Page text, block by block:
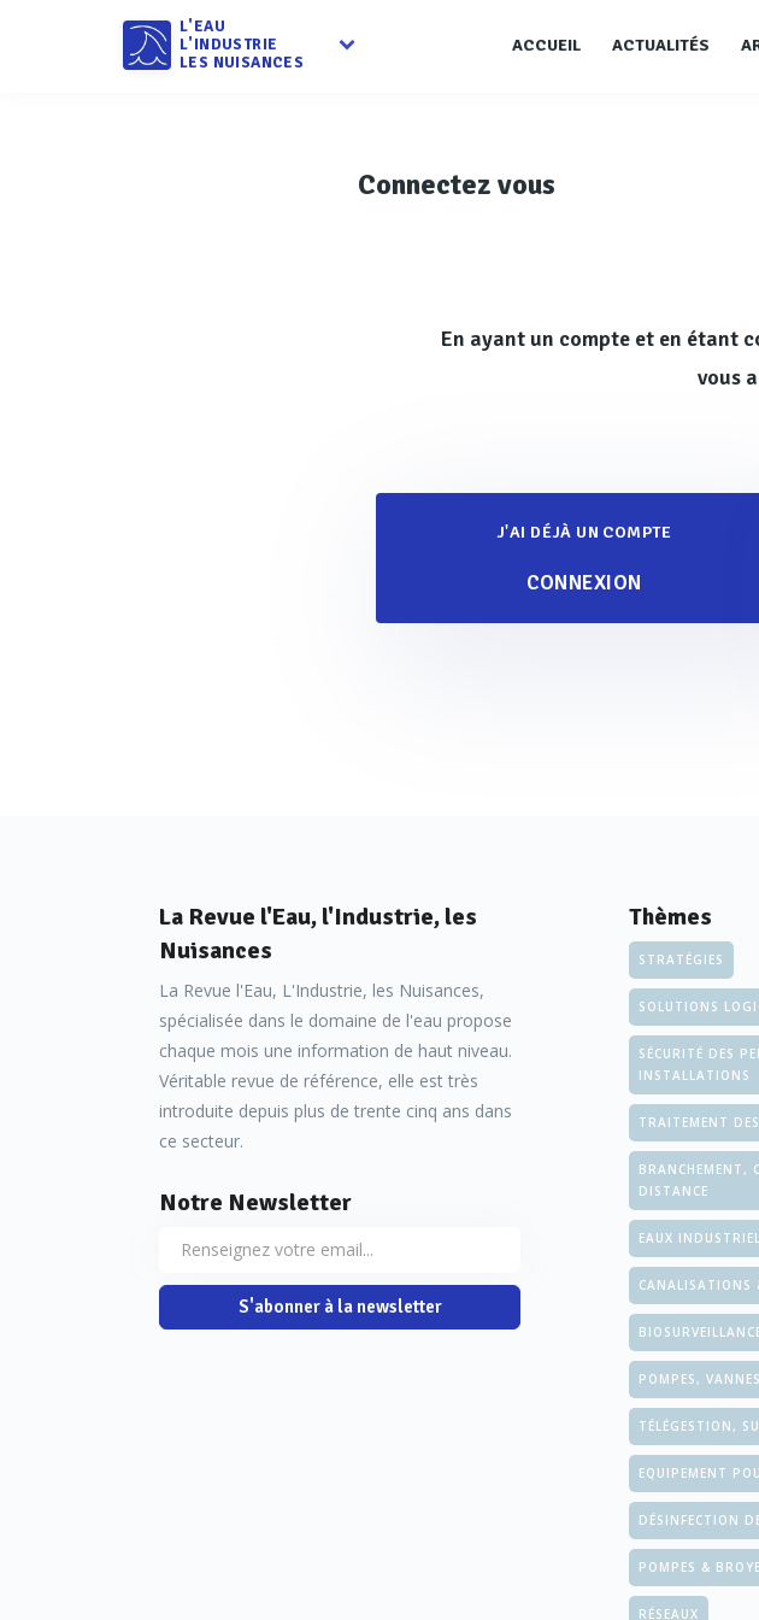
L'EAU
L'INDUSTRIE
LES NUISANCES
ACCUEIL ACTUALITÉS
Connectez vous
En ayant un compte et en étant
vous
J'AI DÉJÀ UN COMPTE
CONNEXION
La Revue l'Eau, l'Industrie, les
Nuisances
La Revue l'Eau, L'Industrie, les Nuisances,
spécialisée dans le domaine de l'eau propose
chaque mois une information de haut niveau.
Véritable revue de référence, elle est très
introduite depuis plus de trente cinq ans dans
ce secteur.
Notre Newsletter
S'abonner à la newsletter
Thèmes
STRATÉGIES
SOLUTIONS
SÉCURITÉ DES
INSTALLATIONS
TRAITEMENT
BRANCHEMENT,
DISTANCE
EAUX
CANALISATIONS
POMPES,
TÉLÉGESTION,
EQUIPEMENT
DÉSINFECTION
POMPES &
RÉSEAUX